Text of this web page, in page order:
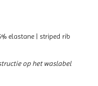
elastane | striped rib
op het waslabel